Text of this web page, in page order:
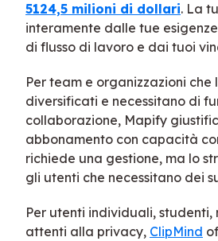
5124,5 milioni di dollari. La
interamente dalle tue
di flusso di lavoro e dai tuoi
Per team e organizzazioni
diversificati e necessitano di
collaborazione, Mapify
abbonamento con capacità
richiede una gestione, ma lo
gli utenti che necessitano dei
Per utenti individuali,
attenti alla privacy, ClipMind